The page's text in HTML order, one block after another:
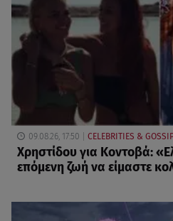
09.08.26, 17:50 CELEBRITIES &
Χρηστίδου για Κοντοβά:
επόμενη ζωή να είμαστε